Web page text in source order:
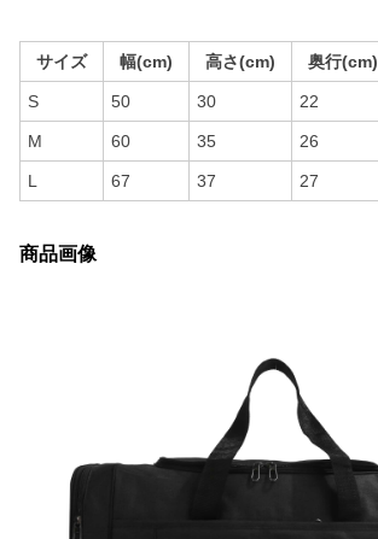
サイズ 幅(cm) 高さ(cm) 奥行(cm)
S 50 30 22
M 60 35 26
L 67 37 27
商品画像